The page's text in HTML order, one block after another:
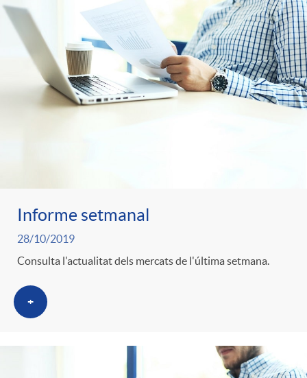
Informe setmanal
28/10/2019
Consulta l'actualitat dels mercats de l'última setmana.
+